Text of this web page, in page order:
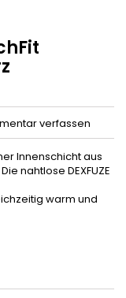
verfassen
Innenschicht aus
nahtlose DEXFUZE
warm und